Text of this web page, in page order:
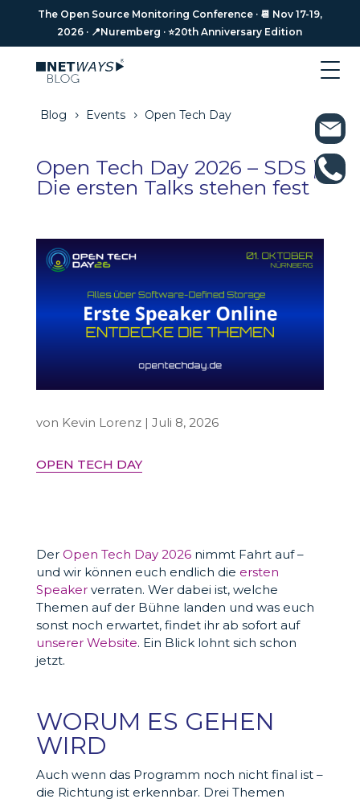
The Open Source Monitoring Conference · 📆 Nov 17-19,
2026 · 📍Nuremberg · ⭐️20th Anniversary Edition
The Open Source Monitoring Conference · 📆 Nov 17-19,
2026 · 📍Nuremberg · ⭐️20th Anniversary Edition
Blog 5 Events 5 Open Tech Day
Open Tech Day 2026 – SDS |
Die ersten Talks stehen fest
von Kevin Lorenz| Juli 8, 2026
OPEN TECH DAY
Der Open Tech Day 2026nimmt Fahrt auf –
und wir können euch endlich die ersten
Speakerverraten. Wer dabei ist, welche
Themen auf der Bühne landen und was euch
sonst noch erwartet, findet ihr ab sofort auf
unserer Website. Ein Blick lohnt sich schon
jetzt.
WORUM ES GEHEN
WIRD
Auch wenn das Programm noch nicht final ist –
die Richtung ist erkennbar. Drei Themen